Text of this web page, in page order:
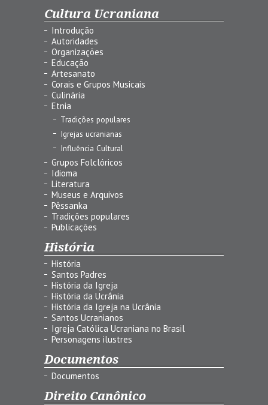
Cultura Ucraniana
Introdução
Autoridades
Organizações
Educação
Artesanato
Corais e Grupos Musicais
Culinária
Etnia
Tradições populares
Igrejas ucranianas
Influência Cultural
Grupos Folclóricos
Idioma
Literatura
Museus e Arquivos
Pêssanka
Tradições populares
Publicações
História
História
Santos Padres
História da Igreja
História da Ucrânia
História da Igreja na Ucrânia
Santos Ucranianos
Igreja Católica Ucraniana no Brasil
Personagens ilustres
Documentos
Documentos
Direito Canônico